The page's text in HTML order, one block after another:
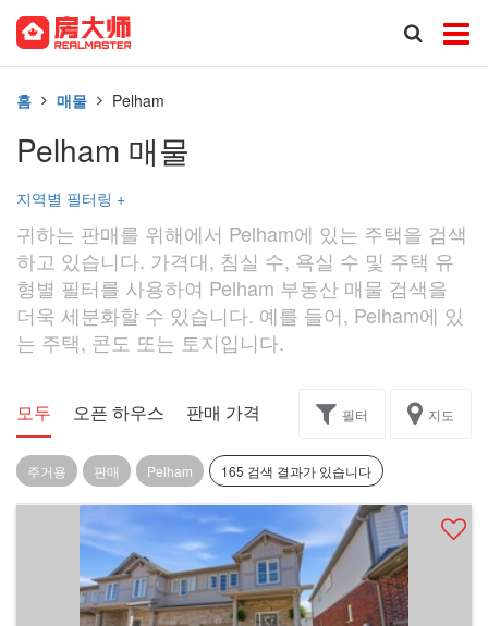
홈 매물 Pelham
Pelham 매물
지역별 필터링 +
귀하는 판매를 위해에서 Pelham에 있는 주택을 검색
하고 있습니다. 가격대, 침실 수, 욕실 수 및 주택 유
형별 필터를 사용하여 Pelham 부동산 매물 검색을
더욱 세분화할 수 있습니다. 예를 들어, Pelham에 있
는 주택, 콘도 또는 토지입니다.
모두 오픈 하우스 판매 가격 독점 과제
필터 지도
주거용 판매 Pelham 165 검색 결과가 있습니다